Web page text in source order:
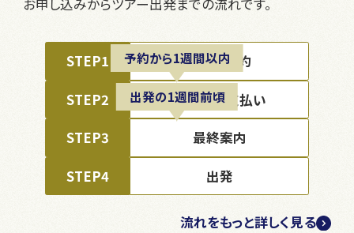
STEP1 ツアー予約
予約から1週間以内
STEP2 料金のお支払い
出発の1週間前頃
STEP3 最終案内
STEP4 出発
流れをもっと詳しく見る